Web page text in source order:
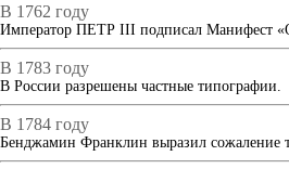
В 1762 году
Император ПЕТР III подписал Манифест «О
В 1783 году
В России разрешены частные типографии.
В 1784 году
Бенджамин Франклин выразил сожаление